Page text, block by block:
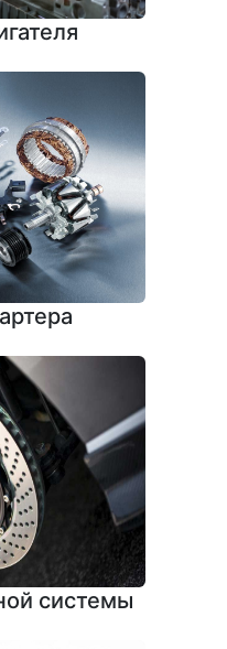
системы